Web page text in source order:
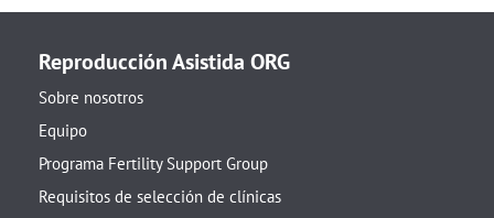
Reproducción Asistida ORG
Sobre nosotros
Equipo
Programa Fertility Support Group
Requisitos de selección de clínicas